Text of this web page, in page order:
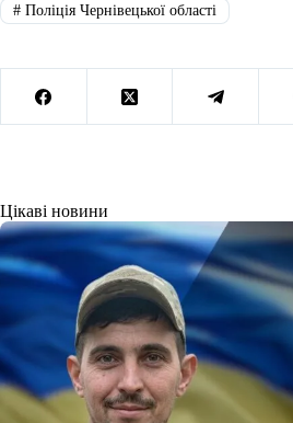
#Поліція Чернівецької області
Цікаві новини